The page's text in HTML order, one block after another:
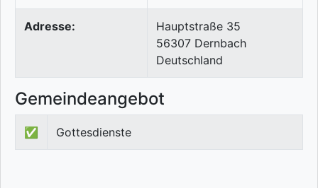
Adresse:
Hauptstraße 35
56307 Dernbach
Deutschland
Gemeindeangebot
✅ Gottesdienste